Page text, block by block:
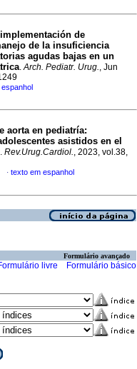
de
de la insuficiencia
agudas bajas en un
.Arch. Pediatr. Urug., Jun
aorta en pediatría:
asistidos en el
. Rev.Urug.Cardiol., 2023, vol.38,
· texto em espanhol
Formulário avançado
livre Formulário básico